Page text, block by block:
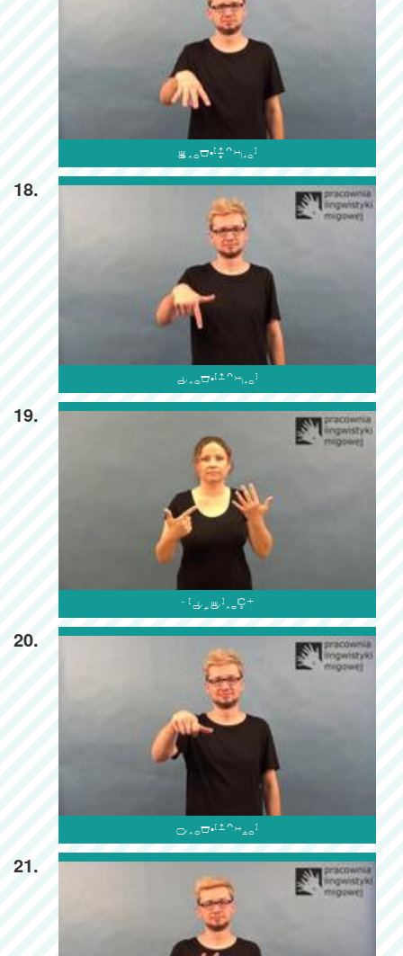

18.

19.

20.

21.